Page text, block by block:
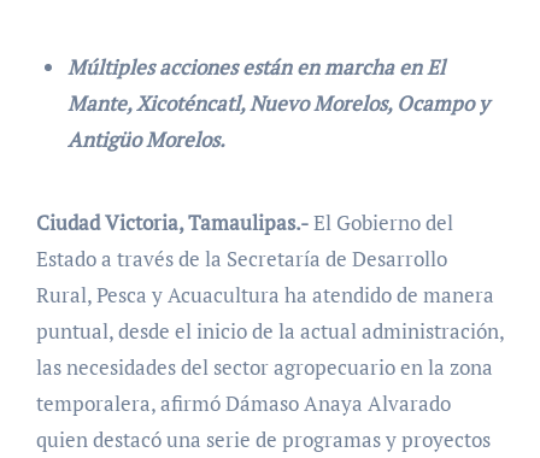
Múltiples acciones están en marcha en El
Mante, Xicoténcatl, Nuevo Morelos, Ocampo y
Antigüo Morelos.
Ciudad Victoria, Tamaulipas.-El Gobierno del
Estado a través de la Secretaría de Desarrollo
Rural, Pesca y Acuacultura ha atendido de manera
puntual, desde el inicio de la actual administración,
las necesidades del sector agropecuario en la zona
temporalera, afirmó Dámaso Anaya Alvarado
quien destacó una serie de programas y proyectos